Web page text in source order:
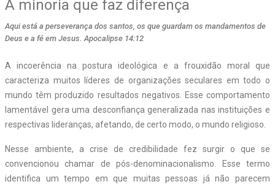
A minoria que faz diferença
Aqui está a perseverança dos santos, os que guardam os mandamentos de
Deus e a fé em Jesus. Apocalipse 14:12
A incoerência na postura ideológica e a frouxidão moral que
caracteriza muitos líderes de organizações seculares em todo o
mundo têm produzido resultados negativos. Esse comportamento
lamentável gera uma desconfiança generalizada nas instituições e
respectivas lideranças, afetando, de certo modo, o mundo religioso.
Nesse ambiente, a crise de credibilidade fez surgir o que se
convencionou chamar de pós-denominacionalismo. Esse termo
identifica um tempo em que muitas pessoas já não parecem